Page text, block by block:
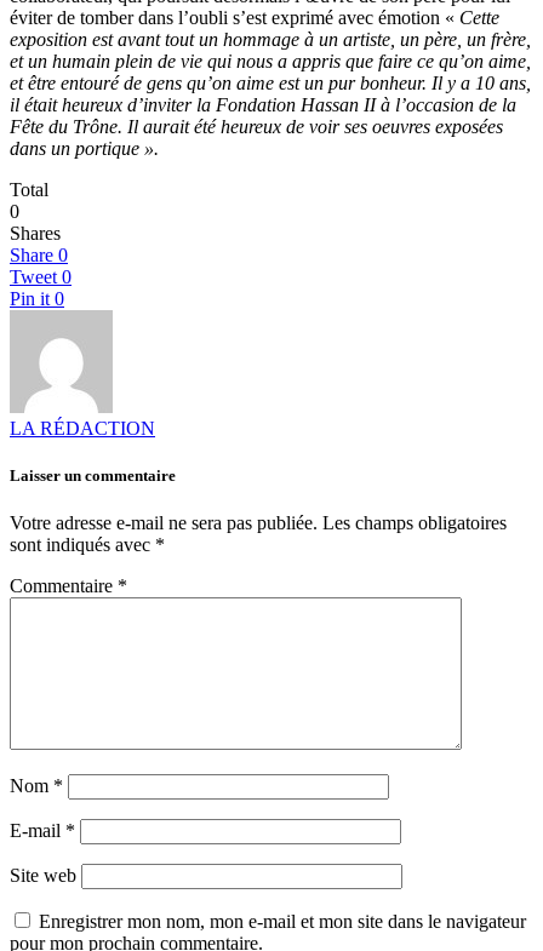
éviter de tomber dans l’oubli s’est exprimé avec émotion « Cette
exposition est avant tout un hommage à un artiste, un père, un frère,
et un humain plein de vie qui nous a appris que faire ce qu’on aime,
et être entouré de gens qu’on aime est un pur bonheur. Il y a 10 ans,
il était heureux d’inviter la Fondation Hassan II à l’occasion de la
Fête du Trône. Il aurait été heureux de voir ses oeuvres exposées
dans un portique ».
Total
0
Shares
Share 0
Tweet 0
Pin it 0
LA RÉDACTION
Laisser un commentaire
Votre adresse e-mail ne sera pas publiée. Les champs obligatoires
sont indiqués avec *
Commentaire *
Nom *
E-mail *
Site web
Enregistrer mon nom, mon e-mail et mon site dans le navigateur
pour mon prochain commentaire.